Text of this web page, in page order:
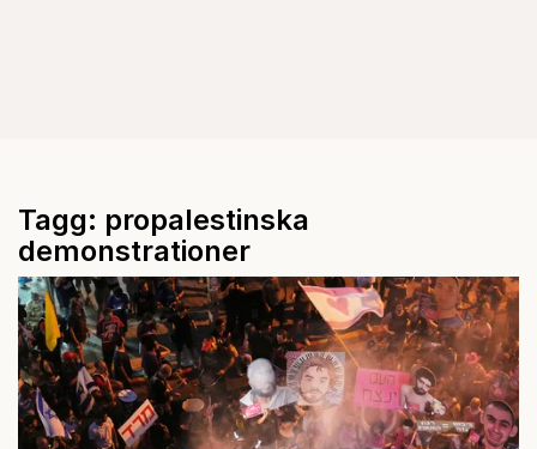
Tagg: propalestinska
demonstrationer